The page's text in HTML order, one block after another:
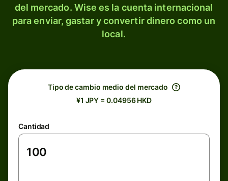
del mercado. Wise es la cuenta internacional
para enviar, gastar y convertir dinero como un
local.
Tipo de cambio medio del mercado
¥1 JPY = 0.04956 HKD
Cantidad